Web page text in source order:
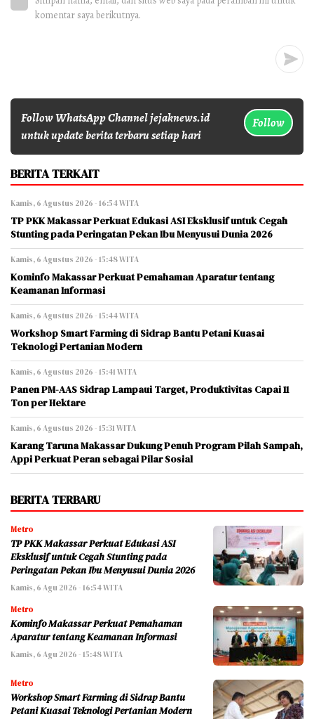
komentar saya berikutnya.
Follow WhatsApp Channel jejaknews.id
untuk update berita terbaru setiap hari
Follow
BERITA TERKAIT
Kamis, 6 Agustus 2026 - 16:54 WITA
TP PKK Makassar Perkuat Edukasi ASI Eksklusif untuk Cegah
Stunting pada Peringatan Pekan Ibu Menyusui Dunia 2026
Kamis, 6 Agustus 2026 - 15:48 WITA
Kominfo Makassar Perkuat Pemahaman Aparatur tentang
Keamanan Informasi
Kamis, 6 Agustus 2026 - 15:44 WITA
Workshop Smart Farming di Sidrap Bantu Petani Kuasai
Teknologi Pertanian Modern
Kamis, 6 Agustus 2026 - 15:41 WITA
Panen PM-AAS Sidrap Lampaui Target, Produktivitas Capai 11
Ton per Hektare
Kamis, 6 Agustus 2026 - 15:31 WITA
Karang Taruna Makassar Dukung Penuh Program Pilah Sampah,
Appi Perkuat Peran sebagai Pilar Sosial
BERITA TERBARU
Metro
TP PKK Makassar Perkuat Edukasi ASI
Eksklusif untuk Cegah Stunting pada
Peringatan Pekan Ibu Menyusui Dunia 2026
Kamis, 6 Agu 2026 - 16:54 WITA
Metro
Kominfo Makassar Perkuat Pemahaman
Aparatur tentang Keamanan Informasi
Kamis, 6 Agu 2026 - 15:48 WITA
Metro
Workshop Smart Farming di Sidrap Bantu
Petani Kuasai Teknologi Pertanian Modern